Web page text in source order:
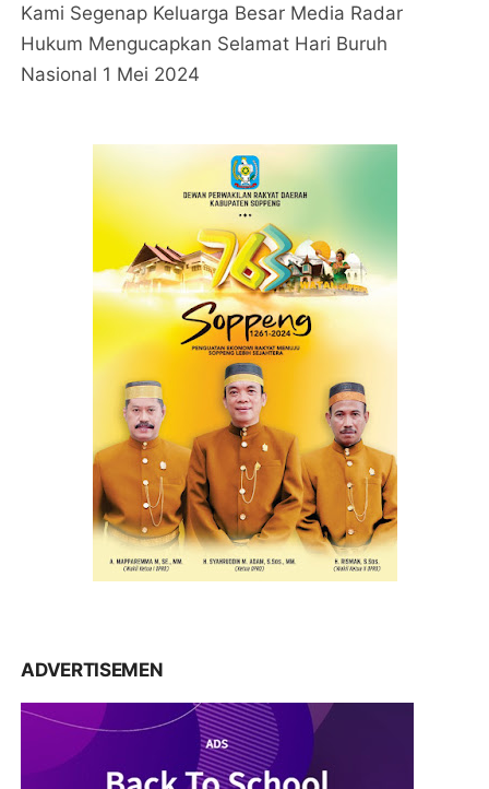
Kami Segenap Keluarga Besar Media Radar
Hukum Mengucapkan Selamat Hari Buruh
Nasional 1 Mei 2024
ADVERTISEMEN